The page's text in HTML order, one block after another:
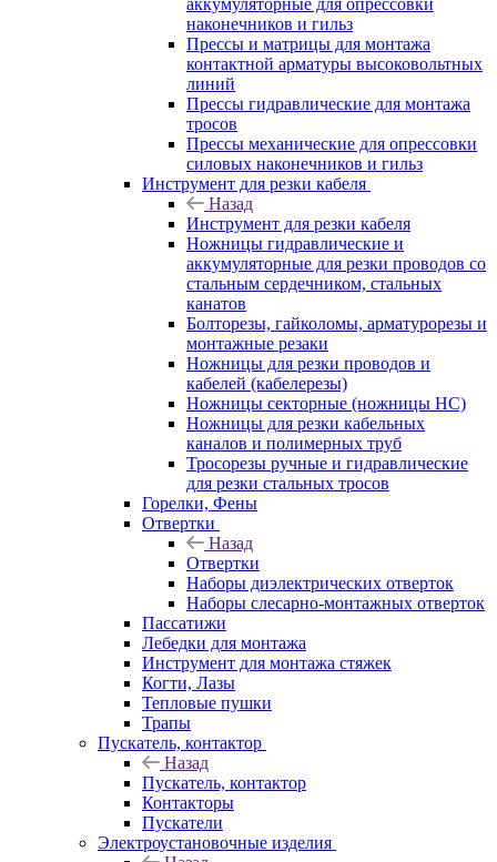
аккумуляторные для опрессовки
наконечников и гильз
Прессы и матрицы для монтажа
контактной арматуры высоковольтных
линий
Прессы гидравлические для монтажа
тросов
Прессы механические для опрессовки
силовых наконечников и гильз
Инструмент для резки кабеля
Назад
Инструмент для резки кабеля
Ножницы гидравлические и
аккумуляторные для резки проводов со
стальным сердечником, стальных
канатов
Болторезы, гайколомы, арматурорезы и
монтажные резаки
Ножницы для резки проводов и
кабелей (кабелерезы)
Ножницы секторные (ножницы НС)
Ножницы для резки кабельных
каналов и полимерных труб
Тросорезы ручные и гидравлические
для резки стальных тросов
Горелки, Фены
Отвертки
Назад
Отвертки
Наборы диэлектрических отверток
Наборы слесарно-монтажных отверток
Пассатижи
Лебедки для монтажа
Инструмент для монтажа стяжек
Когти, Лазы
Тепловые пушки
Трапы
Пускатель, контактор
Назад
Пускатель, контактор
Контакторы
Пускатели
Электроустановочные изделия